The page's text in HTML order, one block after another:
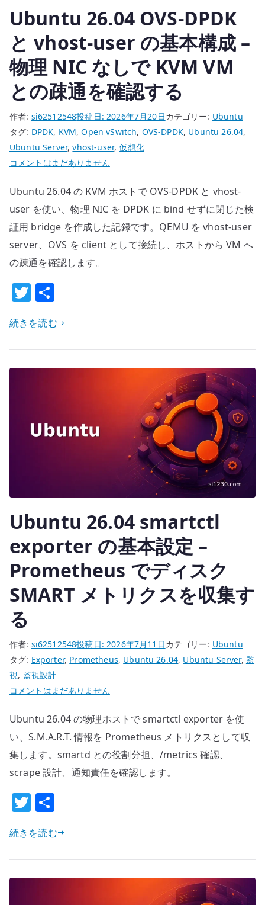
Ubuntu 26.04 OVS-DPDK
と vhost-user の基本構成 –
物理 NIC なしで KVM VM
との疎通を確認する
作者: si62512548投稿日:2026年7月20日カテゴリー: Ubuntu
タグ: DPDK, KVM,Open vSwitch, OVS-DPDK, Ubuntu 26.04,
Ubuntu Server,vhost-user,仮想化
Ubuntu
OVS-
DPDK
と
の
基
本
構
–
の
疎
通
を
確
認
す
へ
の
コメントはまだありません
Ubuntu 26.04 の KVM ホストで OVS-DPDK と vhost-
user を使い、物理 NIC を DPDK に bind せずに閉じた検
証用 bridge を作成した記録です。QEMU を vhost-user
server、OVS を client として接続し、ホストから VM へ
の疎通を確認します。
T
w
it
te
r
続きを読む
Ubuntu 26.04 smartctl
exporter の基本設定 –
Prometheus でディスク
SMART メトリクスを収集す
る
作者: si62512548投稿日: 2026年7月11日カテゴリー: Ubuntu
タグ: Exporter, Prometheus, Ubuntu 26.04, Ubuntu Server, 監
視, 監視設計
Ubuntu
smartctl
exporter
の
設
定
–
で
コメントはまだありません
Ubuntu 26.04 の物理ホストで smartctl exporter を使
い、S.M.A.R.T. 情報を Prometheus メトリクスとして収
集します。smartd との役割分担、/metrics 確認、
scrape 設計、通知責任を確認します。
T
w
it
te
r
続きを読む